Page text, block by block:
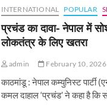
INTERNATIONAL POPULAR
प्रचंड का दावा- नेपाल में
लोकतंत्र के लिए खतरा
admin February 10, 2026
काठमांडू : नेपाल कम्युनिस्ट पार्टी
कमल दाहाल ‘प्रचंड’ ने कहा है कि